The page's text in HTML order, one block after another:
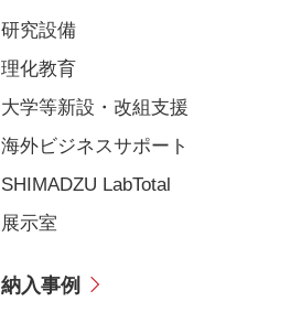
研究設備
理化教育
大学等新設・改組支援
海外ビジネスサポート
SHIMADZU LabTotal
展示室
納入事例